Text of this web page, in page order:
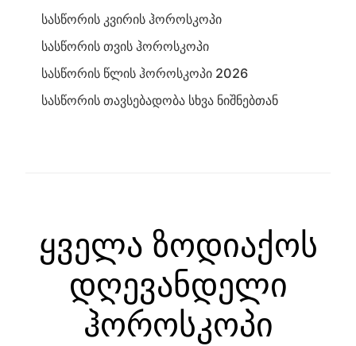
სასწორის კვირის ჰოროსკოპი
სასწორის თვის ჰოროსკოპი
სასწორის წლის ჰოროსკოპი 2026
სასწორის თავსებადობა სხვა ნიშნებთან
ყველა ზოდიაქოს
დღევანდელი
ჰოროსკოპი